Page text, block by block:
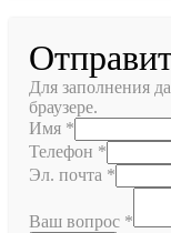
Для заполнения
браузере.
Имя *
Телефон *
Эл. почта *
Ваш вопрос *